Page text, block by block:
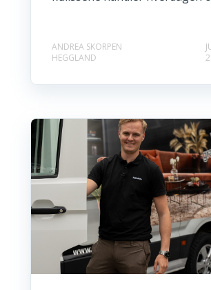
ANDREA SKORPEN
HEGGLAND